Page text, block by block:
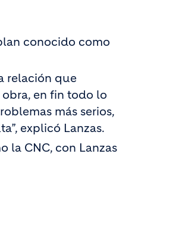
conocido como
relación que
en fin todo lo
más serios,
explicó Lanzas.
la CNC, con Lanzas